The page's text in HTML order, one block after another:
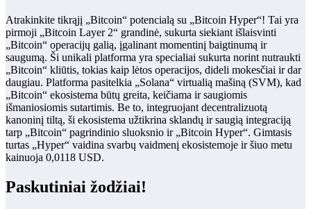
Atrakinkite tikrąjį „Bitcoin“ potencialą su „Bitcoin Hyper“! Tai yra
pirmoji „Bitcoin Layer 2“ grandinė, sukurta siekiant išlaisvinti
„Bitcoin“ operacijų galią, įgalinant momentinį baigtinumą ir
saugumą. Ši unikali platforma yra specialiai sukurta norint nutraukti
„Bitcoin“ kliūtis, tokias kaip lėtos operacijos, dideli mokesčiai ir dar
daugiau. Platforma pasitelkia „Solana“ virtualią mašiną (SVM), kad
„Bitcoin“ ekosistema būtų greita, keičiama ir saugiomis
išmaniosiomis sutartimis. Be to, integruojant decentralizuotą
kanoninį tiltą, ši ekosistema užtikrina sklandų ir saugią integraciją
tarp „Bitcoin“ pagrindinio sluoksnio ir „Bitcoin Hyper“. Gimtasis
turtas „Hyper“ vaidina svarbų vaidmenį ekosistemoje ir šiuo metu
kainuoja 0,0118 USD.
Paskutiniai žodžiai!